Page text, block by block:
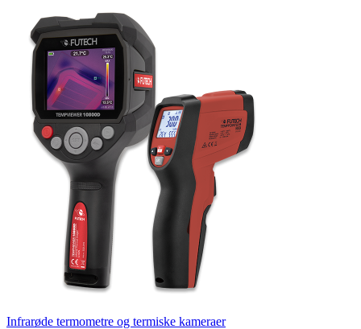
Infrarøde termometre og termiske kameraer